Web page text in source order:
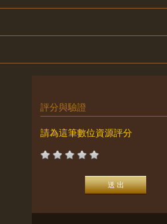
評分與驗證
請為這筆數位資源評分